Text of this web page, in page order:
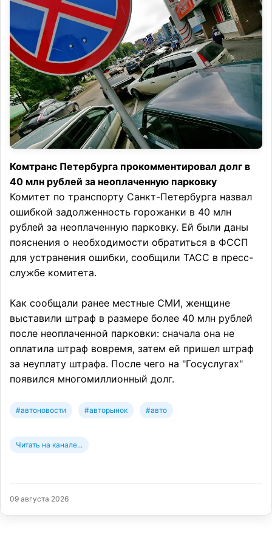
Комтранс Петербурга прокомментировал долг в
40 млн рублей за неоплаченную парковку
Комитет по транспорту Санкт-Петербурга назвал
ошибкой задолженность горожанки в 40 млн
рублей за неоплаченную парковку. Ей были даны
пояснения о необходимости обратиться в ФССП
для устранения ошибки, сообщили ТАСС в пресс-
службе комитета.
Как сообщали ранее местные СМИ, женщине
выставили штраф в размере более 40 млн рублей
после неоплаченной парковки: сначала она не
оплатила штраф вовремя, затем ей пришел штраф
за неуплату штрафа. После чего на "Госуслугах"
появился многомиллионный долг.
#автоновости #авторынок #авто
Читать на канале...
09 августа 2026